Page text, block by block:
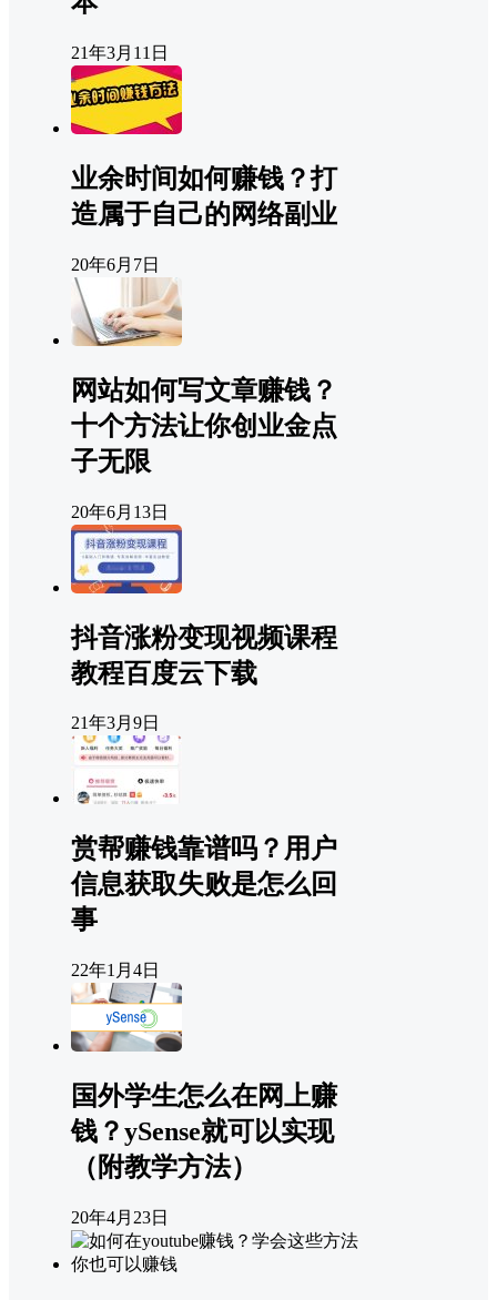
21年3月11日
业余时间如何赚钱？打
造属于自己的网络副业
20年6月7日
网站如何写文章赚钱？
十个方法让你创业金点
子无限
20年6月13日
抖音涨粉变现视频课程
教程百度云下载
21年3月9日
赏帮赚钱靠谱吗？用户
信息获取失败是怎么回
事
22年1月4日
国外学生怎么在网上赚
钱？ySense就可以实现
（附教学方法）
20年4月23日